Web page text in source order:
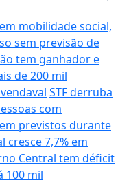
mobilidade social,
sem previsão de
tem ganhador e
de 200 mil
STF derruba
com
previstos durante
cresce 7,7% em
Central tem déficit
100 mil